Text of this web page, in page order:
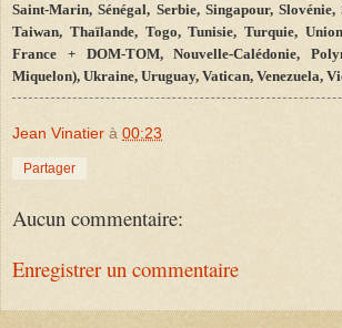
Saint-Marin, Sénégal, Serbie, Singapour, Slovénie,
Taiwan, Thaïlande, Togo, Tunisie, Turquie,
France + DOM-TOM, Nouvelle-Calédonie,
Miquelon), Ukraine, Uruguay, Vatican, Venezuela,
Jean Vinatier à 00:23
Partager
Aucun commentaire:
Enregistrer un commentaire